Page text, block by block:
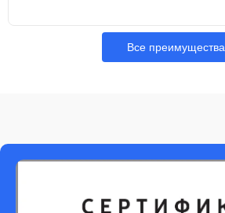
Все преимущества